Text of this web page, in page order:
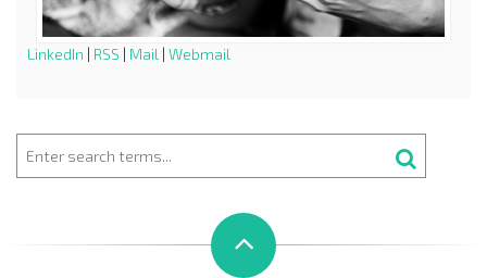
LinkedIn | RSS | Mail | Webmail